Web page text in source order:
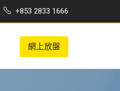
+853 2833 1666
網上放盤